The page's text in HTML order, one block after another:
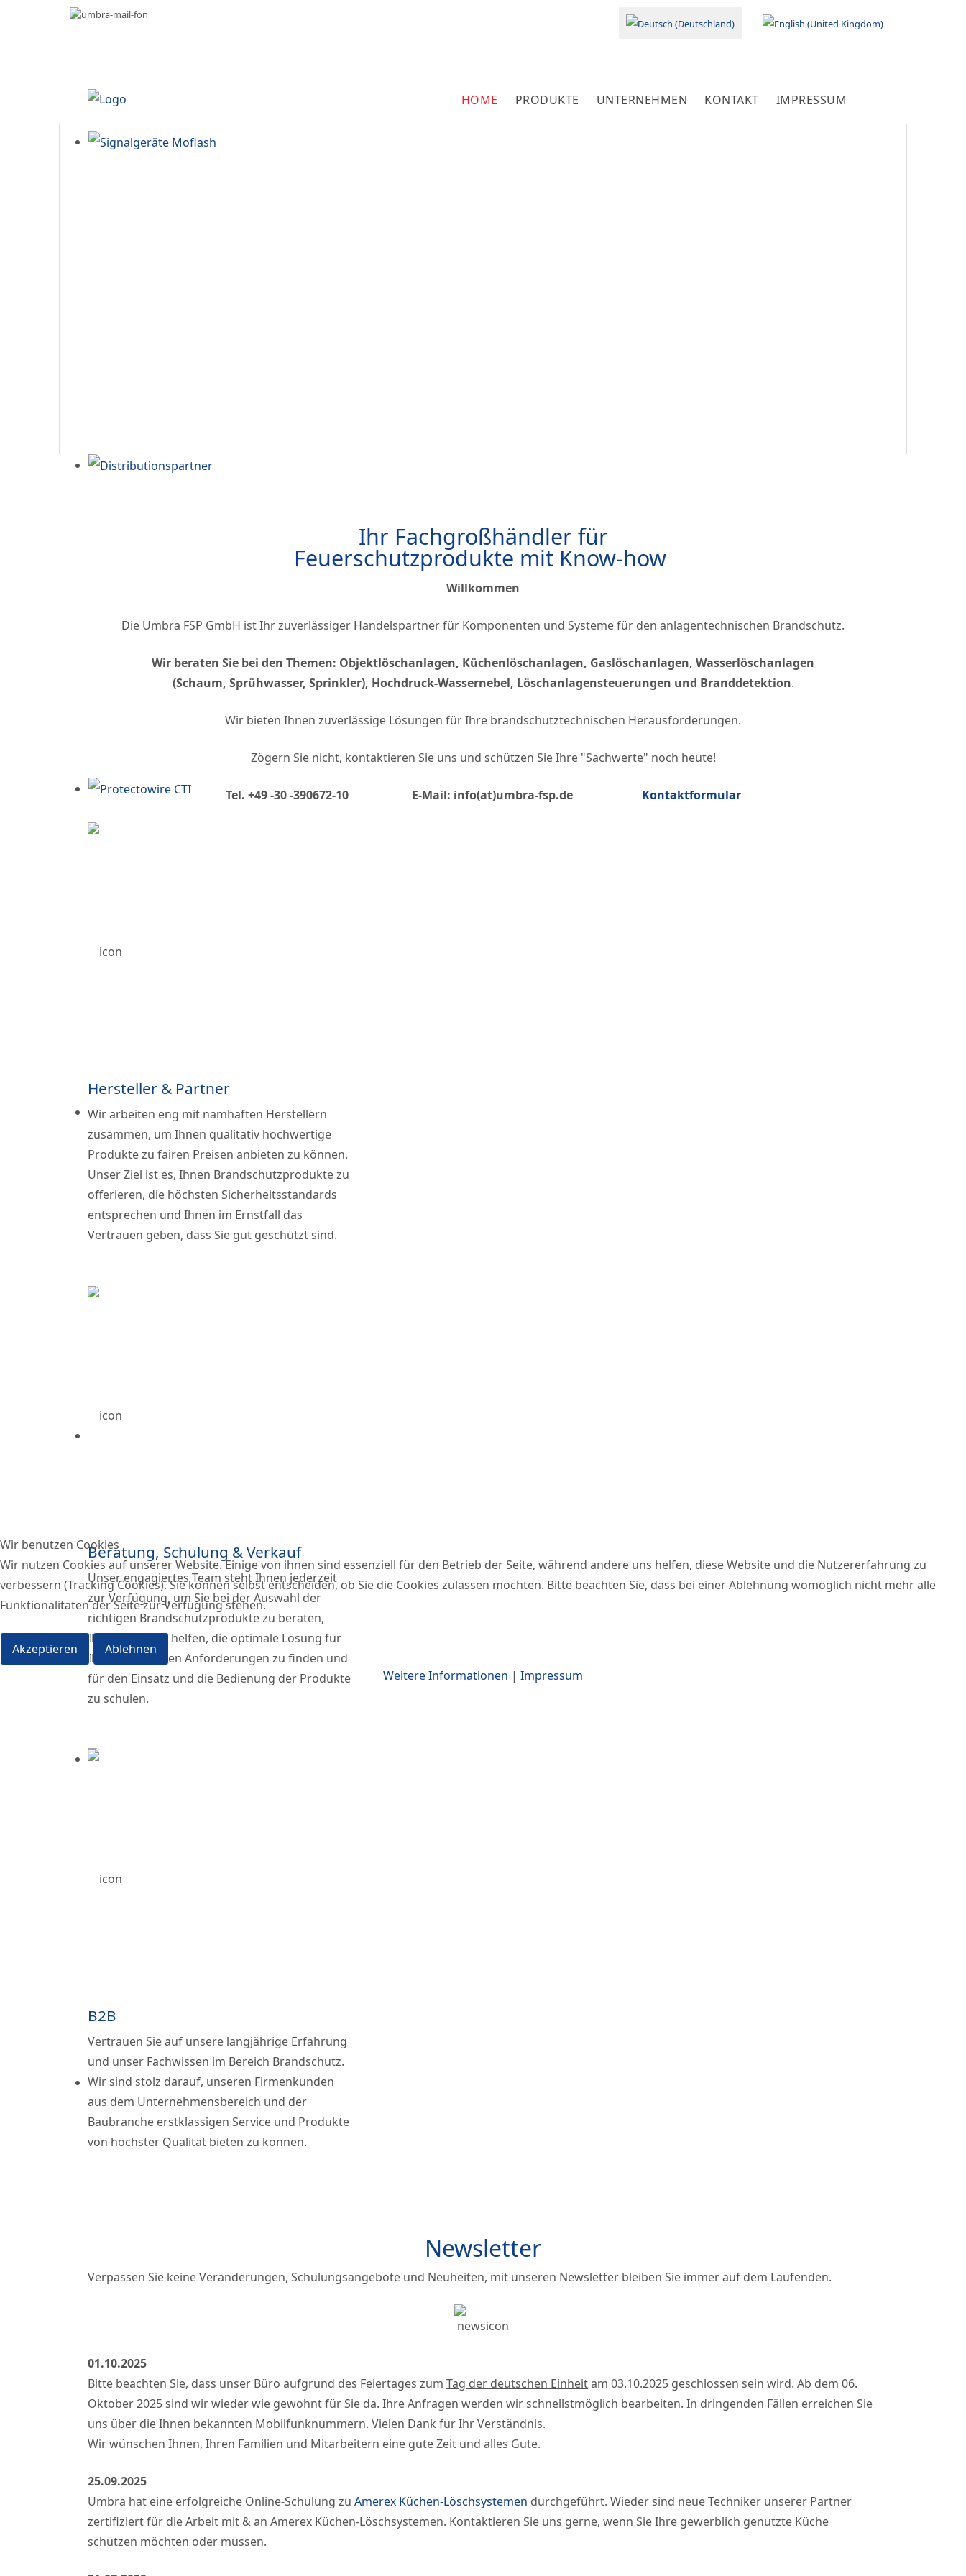
Sprache auswählen
HOME PRODUKTE UNTERNEHMEN KONTAKT IMPRESSUM
Ihr Fachgroßhändler für
Feuerschutzprodukte mit Know-how
Willkommen
Die Umbra FSP GmbH ist Ihr zuverlässiger Handelspartner für Komponenten und Systeme für den anlagentechnischen Brandschutz.
Wir beraten Sie bei den Themen: Objektlöschanlagen, Küchenlöschanlagen, Gaslöschanlagen, Wasserlöschanlagen
(Schaum, Sprühwasser, Sprinkler), Hochdruck-Wassernebel, Löschanlagensteuerungen und Branddetektion.
Wir bieten Ihnen zuverlässige Lösungen für Ihre brandschutztechnischen Herausforderungen.
Zögern Sie nicht, kontaktieren Sie uns und schützen Sie Ihre "Sachwerte" noch heute!
Tel. +49 -30 -390672-10 E-Mail: info(at)umbra-fsp.de Kontaktformular
Hersteller & Partner
Wir arbeiten eng mit namhaften Herstellern
zusammen, um Ihnen qualitativ hochwertige
Produkte zu fairen Preisen anbieten zu können.
Unser Ziel ist es, Ihnen Brandschutzprodukte zu
offerieren, die höchsten Sicherheitsstandards
entsprechen und Ihnen im Ernstfall das
Vertrauen geben, dass Sie gut geschützt sind.
Beratung, Schulung & Verkauf
Unser engagiertes Team steht Ihnen jederzeit
zur Verfügung, um Sie bei der Auswahl der
richtigen Brandschutzprodukte zu beraten,
Ihnen dabei zu helfen, die optimale Lösung für
Ihre individuellen Anforderungen zu finden und
für den Einsatz und die Bedienung der Produkte
zu schulen.
B2B
Vertrauen Sie auf unsere langjährige Erfahrung
und unser Fachwissen im Bereich Brandschutz.
Wir sind stolz darauf, unseren Firmenkunden
aus dem Unternehmensbereich und der
Baubranche erstklassigen Service und Produkte
von höchster Qualität bieten zu können.
Newsletter
Verpassen Sie keine Veränderungen, Schulungsangebote und Neuheiten, mit unseren Newsletter bleiben Sie immer auf dem Laufenden.
01.10.2025
Bitte beachten Sie, dass unser Büro aufgrund des Feiertages zum Tag der deutschen Einheitam 03.10.2025 geschlossen sein wird. Ab dem 06.
Oktober 2025 sind wir wieder wie gewohnt für Sie da. Ihre Anfragen werden wir schnellstmöglich bearbeiten. In dringenden Fällen erreichen Sie
uns über die Ihnen bekannten Mobilfunknummern. Vielen Dank für Ihr Verständnis.
Wir wünschen Ihnen, Ihren Familien und Mitarbeitern eine gute Zeit und alles Gute.
25.09.2025
Umbra hat eine erfolgreiche Online-Schulung zu Amerex Küchen-Löschsystemen durchgeführt. Wieder sind neue Techniker unserer Partner
zertifiziert für die Arbeit mit & an Amerex Küchen-Löschsystemen. Kontaktieren Sie uns gerne, wenn Sie Ihre gewerblich genutzte Küche
schützen möchten oder müssen.
Wir benutzen Cookies
Wir nutzen Cookies auf unserer Website. Einige von ihnen sind essenziell für den Betrieb der Seite, während andere uns helfen, diese Website und die Nutzererfahrung zu
verbessern (Tracking Cookies). Sie können selbst entscheiden, ob Sie die Cookies zulassen möchten. Bitte beachten Sie, dass bei einer Ablehnung womöglich nicht mehr alle
Funktionalitäten der Seite zur Verfügung stehen.
Akzeptieren
Ablehnen
Weitere Informationen | Impressum